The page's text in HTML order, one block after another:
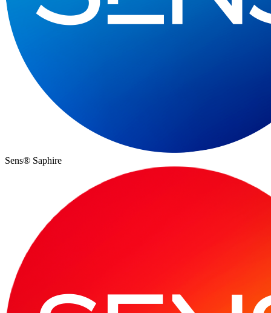
Sens® Saphire